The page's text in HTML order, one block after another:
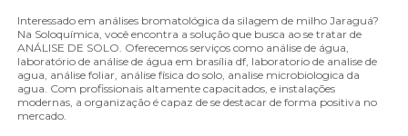
Interessado em análises bromatológica da silagem de milho Jaraguá?
Na Soloquímica, você encontra a solução que busca ao se tratar de
ANÁLISE DE SOLO. Oferecemos serviços como análise de água,
laboratório de análise de água em brasília df, laboratorio de analise de
agua, análise foliar, análise física do solo, analise microbiologica da
agua. Com profissionais altamente capacitados, e instalações
modernas, a organização é capaz de se destacar de forma positiva no
mercado.